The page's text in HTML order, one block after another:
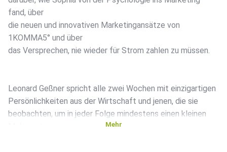
fand, über
die neuen und innovativen Marketingansätze von
1KOMMA5° und über
das Versprechen, nie wieder für Strom zahlen zu müssen.
Leonard Geßner spricht alle zwei Wochen mit einzigartigen
Persönlichkeiten aus der Wirtschaft und jenen, die sie
beobachten, um in jeder Folge mindestens einen kleinen
Mehr